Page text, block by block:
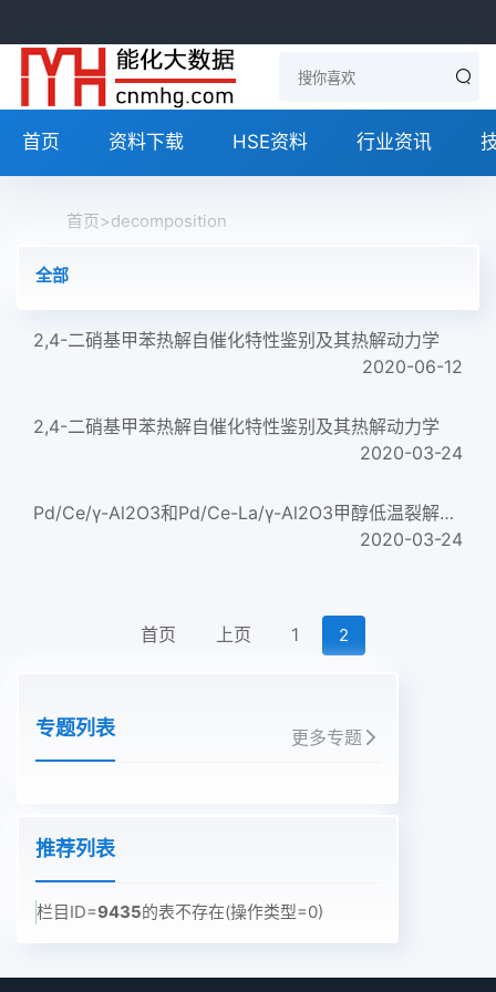
首页 资料下载 HSE资料 行业资讯
首页>decomposition
全部
2,4-二硝基甲苯热解自催化特性鉴别及其热解动力学
2020-06-12
2,4-二硝基甲苯热解自催化特性鉴别及其热解动力学
2020-03-24
Pd/Ce/γ-Al2O3和Pd/Ce-La/γ-Al2O3甲醇低温裂解催化剂
2020-03-24
首页 上页 1 2
专题列表 更多专题
推荐列表
栏目ID=9435的表不存在(操作类型=0)